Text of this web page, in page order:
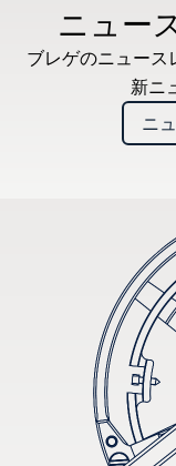
ニュー
ブレゲのニュー
新ニ
ニ